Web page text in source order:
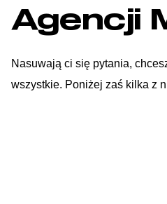
Agencji
Nasuwają ci się pytania,
wszystkie. Poniżej zaś kilka z